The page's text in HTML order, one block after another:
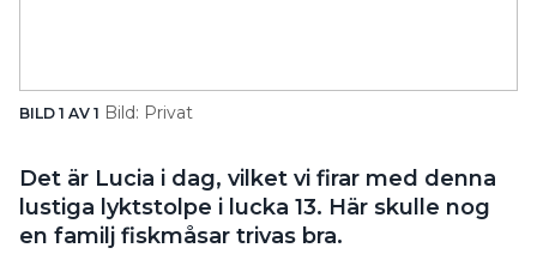
BILD 1 AV 1 Bild: Privat
Det är Lucia i dag, vilket vi firar med denna
lustiga lyktstolpe i lucka 13. Här skulle nog
en familj fiskmåsar trivas bra.